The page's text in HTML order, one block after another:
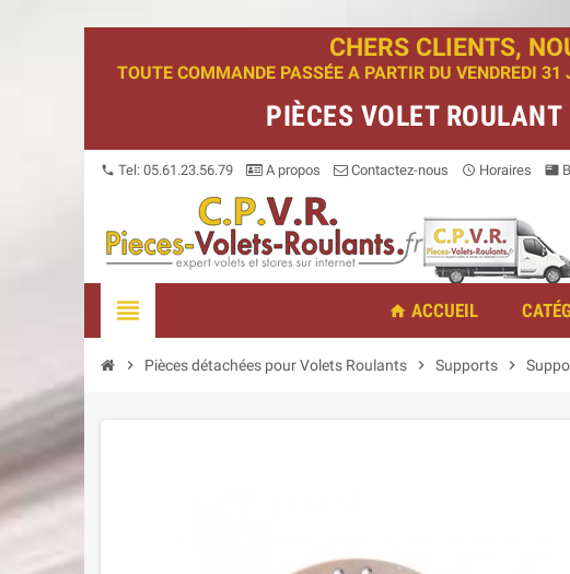
CHERS CLIENTS,
TOUTE COMMANDE PASSÉE A PARTIR DU VENDREDI
PIÈCES VOLET
phone Tel: 05.61.23.56.79 A propos Contactez-nous access_time Horaires featured_play_list
view_headline home ACCUEIL
chevron_right Pièces détachées pour Volets Roulants chevron_right Supports chevron_right